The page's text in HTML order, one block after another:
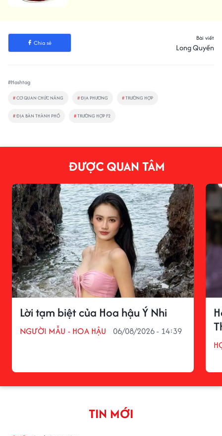
Chia sẻ
Bài viết
Long Quyền
#Hashtag
#CƠ QUAN CHỨC NĂNG #ĐỊA PHƯƠNG #TRƯỜNG HỢP
#ĐỊA BÀN THÀNH PHỐ #TRƯỜNG HỢP F2
ĐƯỢC QUAN TÂM
Lời tạm biệt của Hoa hậu Ý Nhi
NGƯỜI MẪU - HOA HẬU 06/08/2026 - 14:39
TIN MỚI